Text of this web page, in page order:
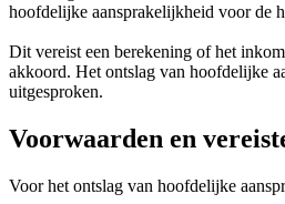
hoofdelijke aansprakelijkheid voor de
Dit vereist een berekening of het
akkoord. Het ontslag van hoofdelijke
uitgesproken.
Voorwaarden en
Voor het ontslag van hoofdelijke